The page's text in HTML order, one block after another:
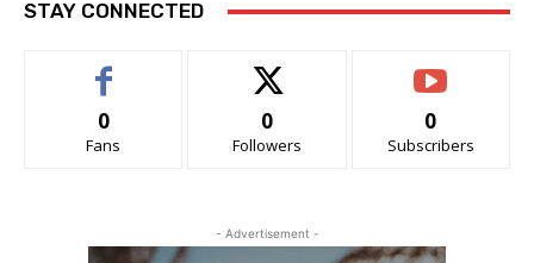
STAY CONNECTED
0
Fans
0
Followers
0
Subscribers
- Advertisement -